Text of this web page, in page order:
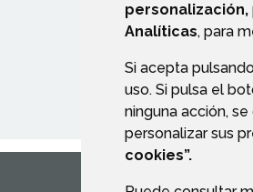
personalización,
Analíticas, para
Si acepta
uso. Si pulsa el
ninguna acción,
personalizar sus
cookies”.
VALIDACIÓN DE